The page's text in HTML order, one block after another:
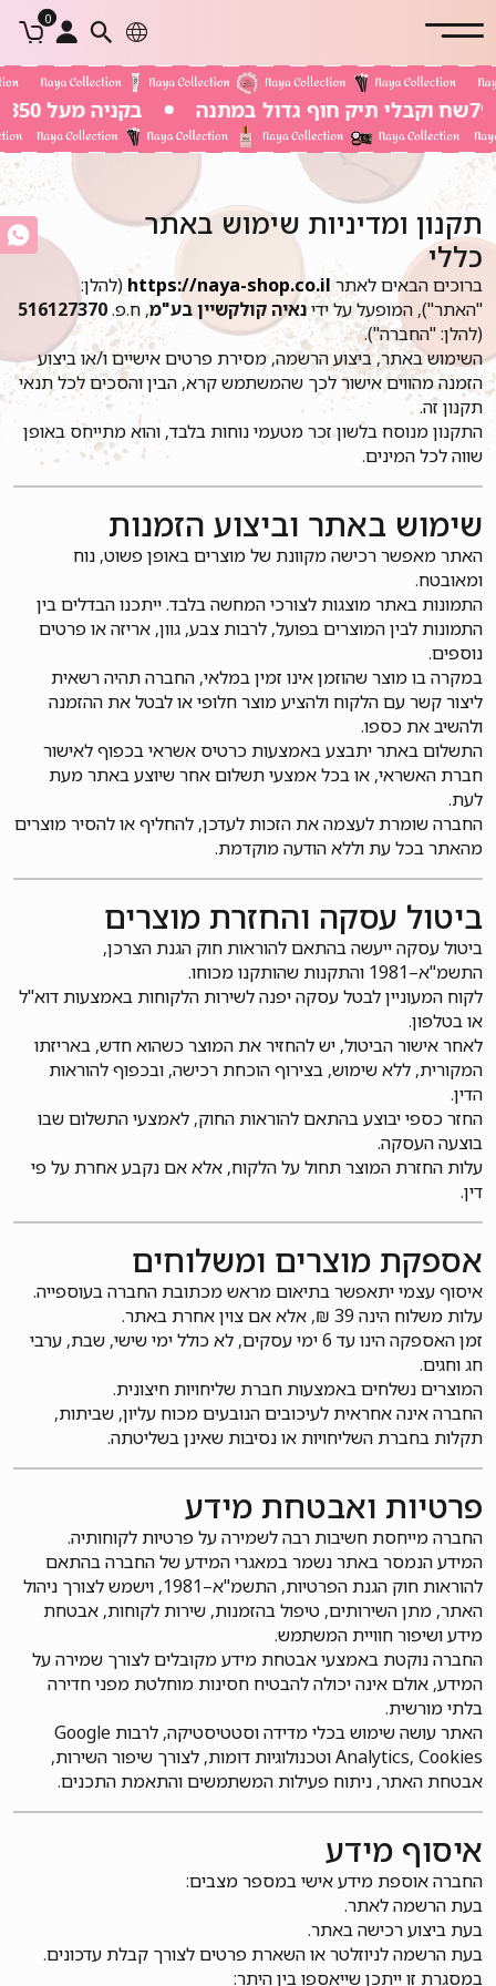
0
בקניה מעל 350 שח משלוח חינם
תקנון ומדיניות שימוש באתר
כללי
ברוכים הבאים לאתרhttps://naya-shop.co.il (להלן:
"האתר"), המופעל על ידינאיה קולקשיין בע"מ, ח.פ.516127370
(להלן: "החברה").
השימוש באתר, ביצוע הרשמה, מסירת פרטים אישיים ו/או ביצוע
הזמנה מהווים אישור לכך שהמשתמש קרא, הבין והסכים לכל תנאי
תקנון זה.
התקנון מנוסח בלשון זכר מטעמי נוחות בלבד, והוא מתייחס באופן
שווה לכל המינים.
שימוש באתר וביצוע הזמנות
האתר מאפשר רכישה מקוונת של מוצרים באופן פשוט, נוח
ומאובטח.
התמונות באתר מוצגות לצורכי המחשה בלבד. ייתכנו הבדלים בין
התמונות לבין המוצרים בפועל, לרבות צבע, גוון, אריזה או פרטים
נוספים.
במקרה בו מוצר שהוזמן אינו זמין במלאי, החברה תהיה רשאית
ליצור קשר עם הלקוח ולהציע מוצר חלופי או לבטל את ההזמנה
ולהשיב את כספו.
התשלום באתר יתבצע באמצעות כרטיס אשראי בכפוף לאישור
חברת האשראי, או בכל אמצעי תשלום אחר שיוצע באתר מעת
לעת.
החברה שומרת לעצמה את הזכות לעדכן, להחליף או להסיר מוצרים
מהאתר בכל עת וללא הודעה מוקדמת.
ביטול עסקה והחזרת מוצרים
ביטול עסקה ייעשה בהתאם להוראות חוק הגנת הצרכן,
התשמ"א–1981 והתקנות שהותקנו מכוחו.
לקוח המעוניין לבטל עסקה יפנה לשירות הלקוחות באמצעות דוא"ל
או בטלפון.
לאחר אישור הביטול, יש להחזיר את המוצר כשהוא חדש, באריזתו
המקורית, ללא שימוש, בצירוף הוכחת רכישה, ובכפוף להוראות
הדין.
החזר כספי יבוצע בהתאם להוראות החוק, לאמצעי התשלום שבו
בוצעה העסקה.
עלות החזרת המוצר תחול על הלקוח, אלא אם נקבע אחרת על פי
דין.
אספקת מוצרים ומשלוחים
איסוף עצמי יתאפשר בתיאום מראש מכתובת החברה בעוספייה.
עלות משלוח הינה 39 ₪, אלא אם צוין אחרת באתר.
זמן האספקה הינו עד 6 ימי עסקים, לא כולל ימי שישי, שבת, ערבי
חג וחגים.
המוצרים נשלחים באמצעות חברת שליחויות חיצונית.
החברה אינה אחראית לעיכובים הנובעים מכוח עליון, שביתות,
תקלות בחברת השליחויות או נסיבות שאינן בשליטתה.
פרטיות ואבטחת מידע
החברה מייחסת חשיבות רבה לשמירה על פרטיות לקוחותיה.
המידע הנמסר באתר נשמר במאגרי המידע של החברה בהתאם
להוראות חוק הגנת הפרטיות, התשמ"א–1981, וישמש לצורך ניהול
האתר, מתן השירותים, טיפול בהזמנות, שירות לקוחות, אבטחת
מידע ושיפור חוויית המשתמש.
החברה נוקטת באמצעי אבטחת מידע מקובלים לצורך שמירה על
המידע, אולם אינה יכולה להבטיח חסינות מוחלטת מפני חדירה
בלתי מורשית.
האתר עושה שימוש בכלי מדידה וסטטיסטיקה, לרבות Google
Analytics, Cookies וטכנולוגיות דומות, לצורך שיפור השירות,
אבטחת האתר, ניתוח פעילות המשתמשים והתאמת התכנים.
איסוף מידע
החברה אוספת מידע אישי במספר מצבים:
בעת הרשמה לאתר.
בעת ביצוע רכישה באתר.
בעת הרשמה לניוזלטר או השארת פרטים לצורך קבלת עדכונים.
במסגרת זו ייתכן שייאספו בין היתר: